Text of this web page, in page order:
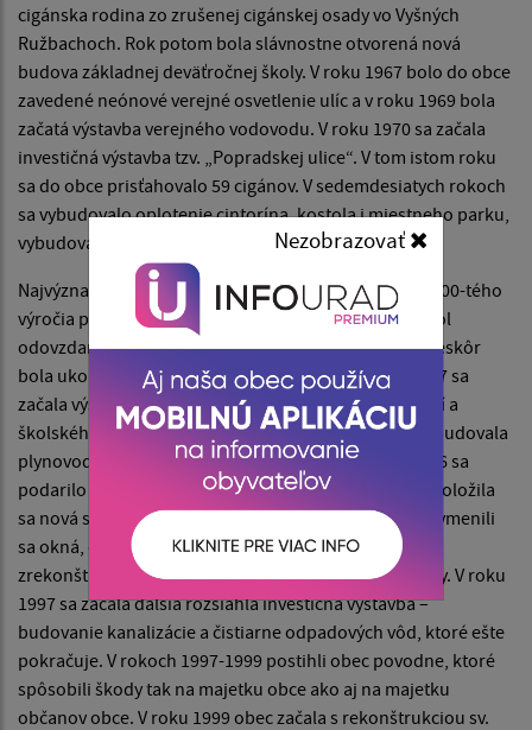
Nezobrazovať
cigánska rodina zo zrušenej cigánskej osady vo Vyšných
Ružbachoch. Rok potom bola slávnostne otvorená nová
budova základnej deväťročnej školy. V roku 1967 bolo do obce
zavedené neónové verejné osvetlenie ulíc a v roku 1969 bola
začatá výstavba verejného vodovodu. V roku 1970 sa začala
investičná výstavba tzv. „Popradskej ulice“. V tom istom roku
sa do obce prisťahovalo 59 cigánov. V sedemdesiatych rokoch
sa vybudovalo oplotenie cintorína, kostola i miestneho parku,
vybudovali sa dláždené rigoly a športový areál obce.
Najvýznamnejšou udalosťou v roku 1975 boli oslavy 700-tého
výročia prvej zmienky o obci Hniezdne. V roku 1982 bol
odovzdaný do prevádzky nový kultúrny dom. O rok neskôr
bola ukončená výstavba školských dielní a v roku 1987 sa
začala výstavba budovy materskej školy, detských jaslí a
školského stravovania. V rokoch 1992 – 1994 obec vybudovala
plynovod pre cca 350 domácností. V rokoch 1995-1996 sa
podarilo zrekonštruovať budovu obecného úradu – položila
sa nová strešná krytina, vymenili sa elektrorozvody, vymenili
sa okná, dvere, položili sa nové podlahy, dlažby a
zrekonštruovala sa fasáda budovy a vnútorné omietky. V roku
1997 sa začala ďalšia rozsiahla investičná výstavba –
budovanie kanalizácie a čistiarne odpadových vôd, ktoré ešte
pokračuje. V rokoch 1997-1999 postihli obec povodne, ktoré
spôsobili škody tak na majetku obce ako aj na majetku
občanov obce. V roku 1999 obec začala s rekonštrukciou sv.